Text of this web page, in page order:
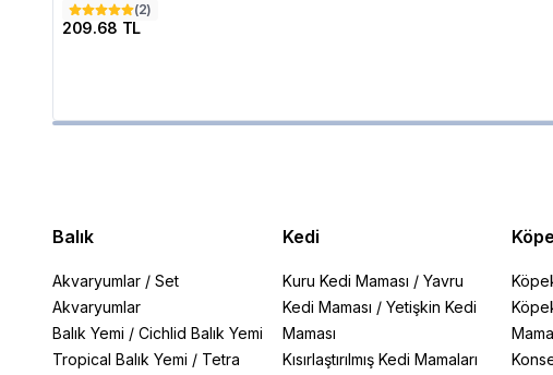
(2)
209.68 TL
Balık
Akvaryumlar / Set
Akvaryumlar
Balık Yemi / Cichlid Balık Yemi
Tropical Balık Yemi / Tetra
Kedi
Kuru Kedi Maması / Yavru
Kedi Maması / Yetişkin Kedi
Maması
Kısırlaştırılmış Kedi Mamaları